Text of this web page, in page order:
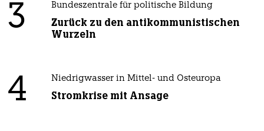
3 Bundeszentrale für politische Bildung
Zurück zu den antikommunistischen
Wurzeln
4 Niedrigwasser in Mittel- und Osteuropa
Stromkrise mit Ansage